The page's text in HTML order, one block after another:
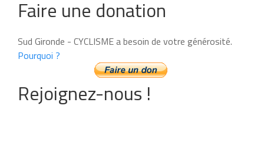
Faire une donation
Sud Gironde - CYCLISME a besoin de votre générosité.
Pourquoi ?
Rejoignez-nous !